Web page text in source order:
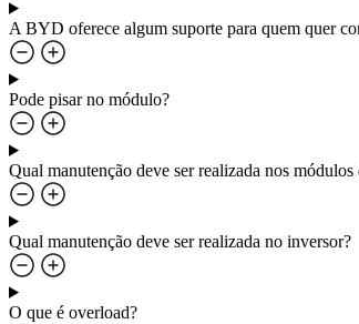
A BYD oferece algum suporte para quem quer
Pode pisar no módulo?
Qual manutenção deve ser realizada nos módulos
Qual manutenção deve ser realizada no inversor?
O que é overload?